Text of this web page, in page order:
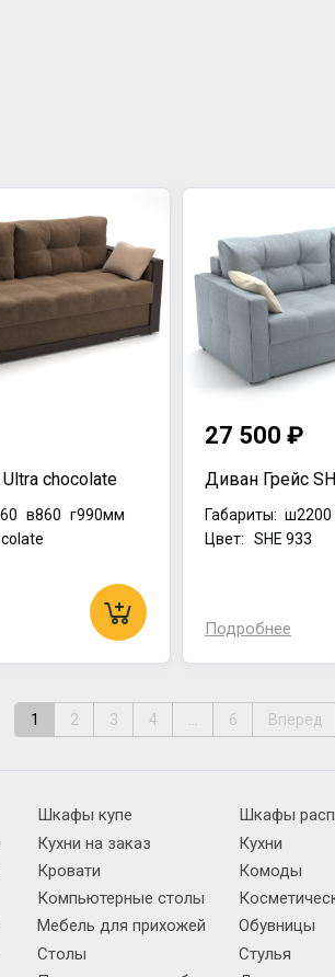
chocolate
в860 г990мм
27 500 ₽
Диван Грейс
Габариты: ш2200
Цвет: SHE 933
Подробнее
1 2 3 4 6 Вперед
Шкафы купе
Шкафы
Кухни на заказ
Кухни
Кровати
Комоды
Компьютерные столы
Мебель для прихожей
Обувницы
Столы
Стулья